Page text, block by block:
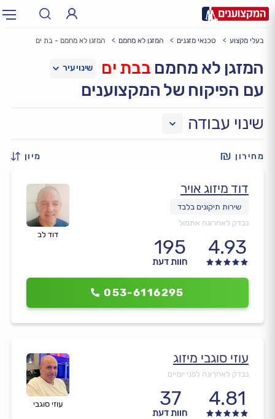
עירעיר: תל אביב, חיפה…
בעלי מקצוע טכנאי מזגנים המזגן לא מחמם המזגן לא מחמם - בת ים
המזגן לא מחמם בבת ים
עם הפיקוח של המקצוענים
שינוי עבודה
מחירון מיון
דוד לב
דוד מיזוג אויר
נבדק לאחרונה אתמול
4.93
195
חוות דעת
053-6116295
עוזי סוגבי
עוזי סוגבי מיזוג
נבדק לאחרונה לפני יומיים
4.81
37
חוות דעת